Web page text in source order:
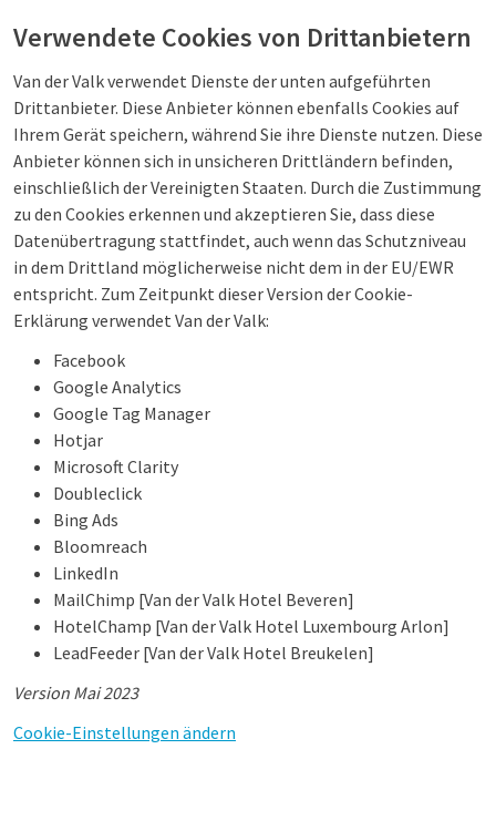
Verwendete Cookies von Drittanbietern
Van der Valk verwendet Dienste der unten aufgeführten
Drittanbieter. Diese Anbieter können ebenfalls Cookies auf
Ihrem Gerät speichern, während Sie ihre Dienste nutzen. Diese
Anbieter können sich in unsicheren Drittländern befinden,
einschließlich der Vereinigten Staaten. Durch die Zustimmung
zu den Cookies erkennen und akzeptieren Sie, dass diese
Datenübertragung stattfindet, auch wenn das Schutzniveau
in dem Drittland möglicherweise nicht dem in der EU/EWR
entspricht. Zum Zeitpunkt dieser Version der Cookie-
Erklärung verwendet Van der Valk:
Facebook
Google Analytics
Google Tag Manager
Hotjar
Microsoft Clarity
Doubleclick
Bing Ads
Bloomreach
LinkedIn
MailChimp [Van der Valk Hotel Beveren]
HotelChamp [Van der Valk Hotel Luxembourg Arlon]
LeadFeeder [Van der Valk Hotel Breukelen]
Version Mai 2023
Cookie-Einstellungen ändern